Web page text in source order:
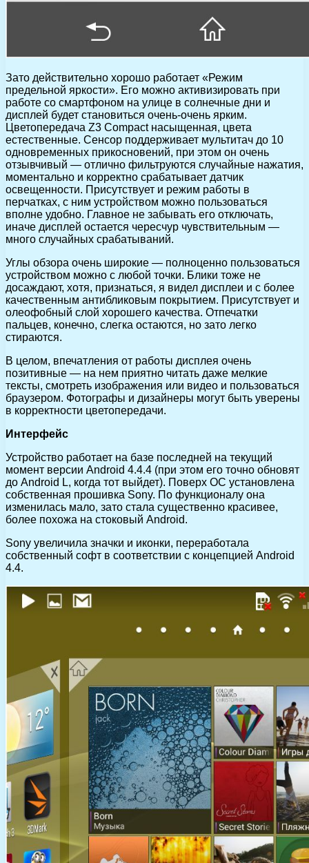
Зато действительно хорошо работает «Режим
предельной яркости». Его можно активизировать при
работе со смартфоном на улице в солнечные дни и
дисплей будет становиться очень-очень ярким.
Цветопередача Z3 Compact насыщенная, цвета
естественные. Сенсор поддерживает мультитач до 10
одновременных прикосновений, при этом он очень
отзывчивый — отлично фильтруются случайные нажатия,
моментально и корректно срабатывает датчик
освещенности. Присутствует и режим работы в
перчатках, с ним устройством можно пользоваться
вполне удобно. Главное не забывать его отключать,
иначе дисплей остается чересчур чувствительным —
много случайных срабатываний.
Углы обзора очень широкие — полноценно пользоваться
устройством можно с любой точки. Блики тоже не
досаждают, хотя, признаться, я видел дисплеи и с более
качественным антибликовым покрытием. Присутствует и
олеофобный слой хорошего качества. Отпечатки
пальцев, конечно, слегка остаются, но зато легко
стираются.
В целом, впечатления от работы дисплея очень
позитивные — на нем приятно читать даже мелкие
тексты, смотреть изображения или видео и пользоваться
браузером. Фотографы и дизайнеры могут быть уверены
в корректности цветопередачи.
Интерфейс
Устройство работает на базе последней на текущий
момент версии Android 4.4.4 (при этом его точно обновят
до Android L, когда тот выйдет). Поверх ОС установлена
собственная прошивка Sony. По функционалу она
изменилась мало, зато стала существенно красивее,
более похожа на стоковый Android.
Sony увеличила значки и иконки, переработала
собственный софт в соответствии с концепцией Android
4.4.